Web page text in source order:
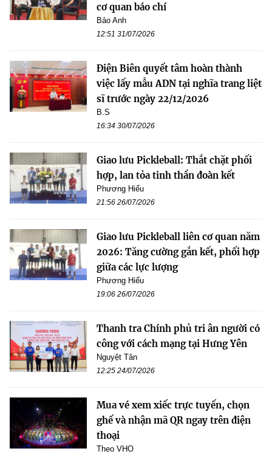
cơ quan báo chí
Bảo Anh
12:51 31/07/2026
Điện Biên quyết tâm hoàn thành
việc lấy mẫu ADN tại nghĩa trang liệt
sĩ trước ngày 22/12/2026
B.S
16:34 30/07/2026
Giao lưu Pickleball: Thắt chặt phối
hợp, lan tỏa tinh thần đoàn kết
Phương Hiếu
21:56 26/07/2026
Giao lưu Pickleball liên cơ quan năm
2026: Tăng cường gắn kết, phối hợp
giữa các lực lượng
Phương Hiếu
19:06 26/07/2026
Thanh tra Chính phủ tri ân người có
công với cách mạng tại Hưng Yên
Nguyệt Tân
12:25 24/07/2026
Mua vé xem xiếc trực tuyến, chọn
ghế và nhận mã QR ngay trên điện
thoại
Theo VHO